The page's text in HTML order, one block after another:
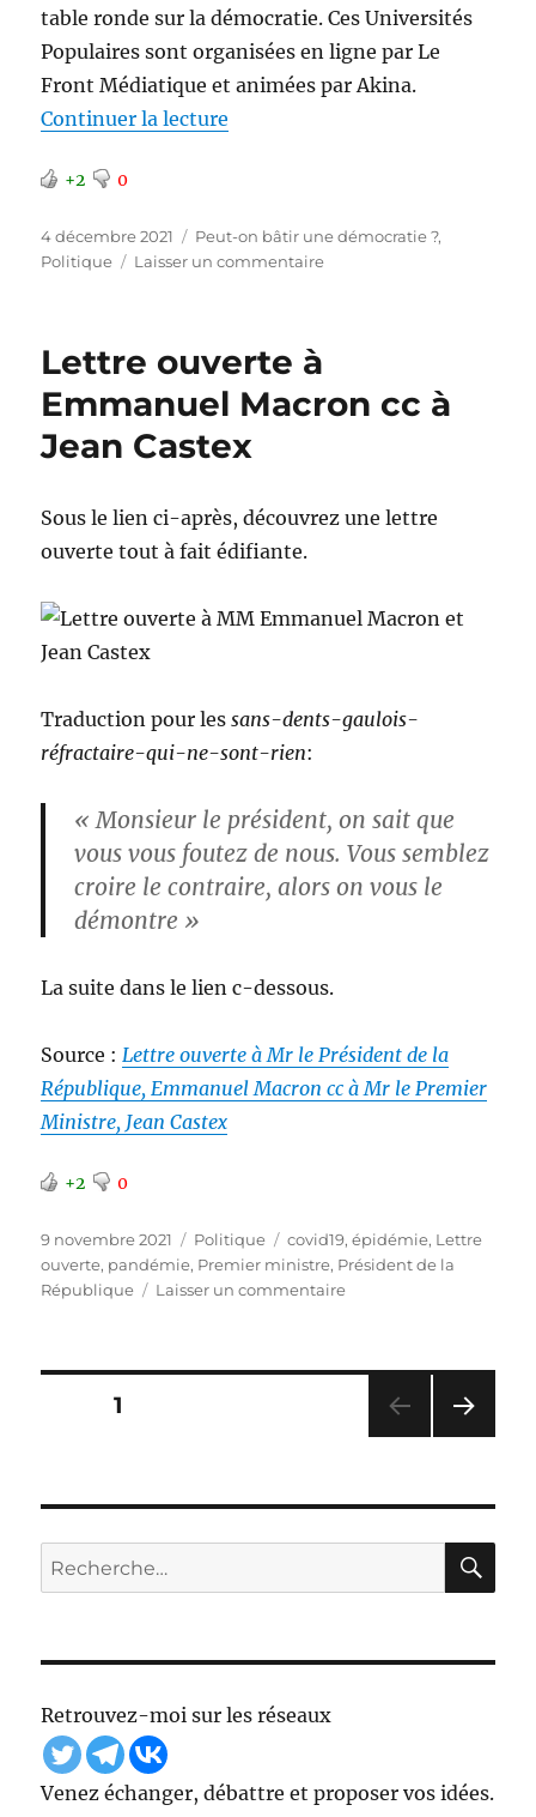
table ronde sur la démocratie. Ces Universités
Populaires sont organisées en ligne par Le
Front Médiatique et animées par Akina.
Continuer la lecture
+2 0
Publié
le
4 décembre 2021 Catégories
Peut-on bâtir une démocratie ?,
Politique
Laisser un commentairesur
Démocratie
Lettre ouverte à
Emmanuel Macron cc à
Jean Castex
Sous le lien ci-après, découvrez une lettre
ouverte tout à fait édifiante.
Traduction pour lessans-dents-gaulois-
réfractaire-qui-ne-sont-rien:
« Monsieur le président, on sait que
vous vous foutez de nous. Vous semblez
croire le contraire, alors on vous le
démontre »
La suite dans le lien c-dessous.
Source :Lettre ouverte à Mr le Président de la
République, Emmanuel Macron cc à Mr le Premier
Ministre, Jean Castex
+2 0
Publié
le
9 novembre 2021 Catégories
Politique Étiquettes
covid19,épidémie, Lettre
ouverte, pandémie, Premier ministre, Président de la
République
Laisser un commentairesur
Macron
Castex
Pagination
publications
PAGE1
ANT
E
Recherche
pour :
Retrouvez-moi sur les réseaux
Venez échanger, débattre et proposer vos idées.